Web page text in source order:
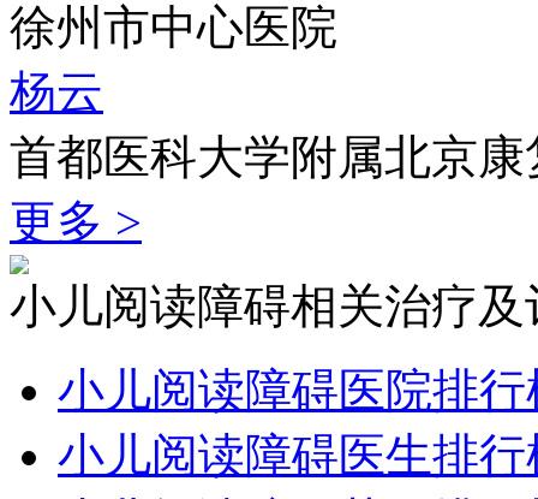
徐州市中心医院
杨云
首都医科大学附属北京康
更多 >
小儿阅读障碍相关治疗
小儿阅读障碍医院排行
小儿阅读障碍医生排行